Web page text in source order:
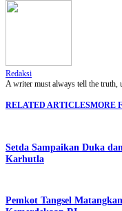
Redaksi
A writer must always tell the truth,
RELATED ARTICLESMORE
Setda Sampaikan Duka
Karhutla
Pemkot Tangsel